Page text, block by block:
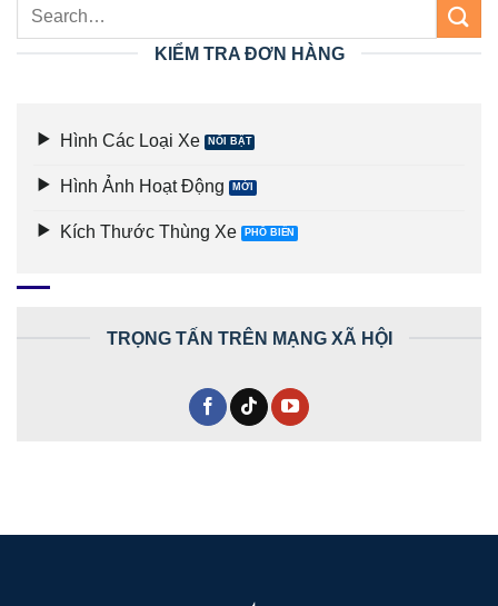
KIỂM TRA ĐƠN HÀNG
Hình Các Loại Xe
Hình Ảnh Hoạt Động
Kích Thước Thùng Xe
TRỌNG TẤN TRÊN MẠNG XÃ HỘI